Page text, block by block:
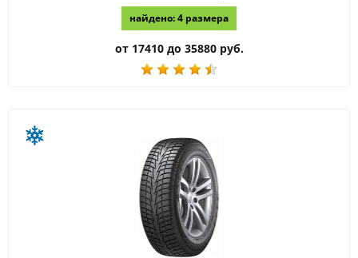
найдено: 4 размера
от 17410 до 35880 руб.